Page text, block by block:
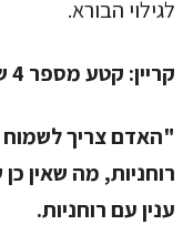
לגילוי הבורא.
קריין: קטע מספר 4 של הרב"ש.
"האדם צריך לשמוח
רוחניות, מה שאין
ענין עם רוחניות.